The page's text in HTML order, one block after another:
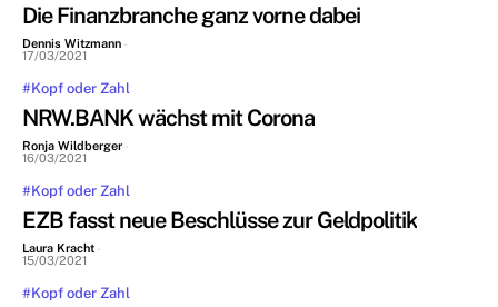
Die Finanzbranche ganz vorne dabei
Dennis Witzmann -
17/03/2021
#Kopf oder Zahl
NRW.BANK wächst mit Corona
Ronja Wildberger -
16/03/2021
#Kopf oder Zahl
EZB fasst neue Beschlüsse zur Geldpolitik
Laura Kracht -
15/03/2021
#Kopf oder Zahl